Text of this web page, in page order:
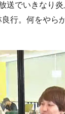
送でいきなり炎
行。何をやら